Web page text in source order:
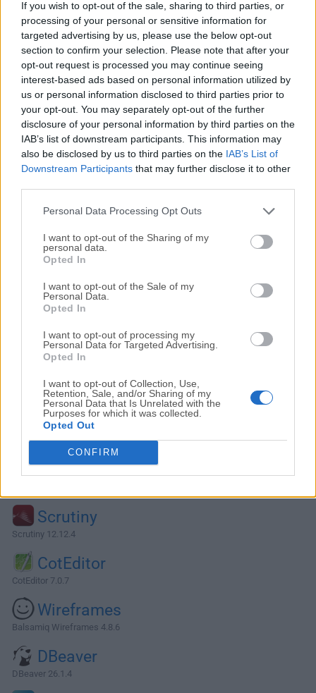
If you wish to opt-out of the sale, sharing to third parties, or
processing of your personal or sensitive information for
targeted advertising by us, please use the below opt-out
section to confirm your selection. Please note that after your
opt-out request is processed you may continue seeing
interest-based ads based on personal information utilized by
us or personal information disclosed to third parties prior to
your opt-out. You may separately opt-out of the further
disclosure of your personal information by third parties on the
IAB’s list of downstream participants. This information may
also be disclosed by us to third parties on the IAB’s List of
Downstream Participants that may further disclose it to other
Personal Data Processing Opt Outs
I want to opt-out of the Sharing of my
personal data.
Opted In
I want to opt-out of the Sale of my
Personal Data.
Opted In
I want to opt-out of processing my
Personal Data for Targeted Advertising.
Opted In
I want to opt-out of Collection, Use,
Retention, Sale, and/or Sharing of my
Personal Data that Is Unrelated with the
Purposes for which it was collected.
Opted Out
CONFIRM
(IDE) de nivel profesional diseñado específicamente para
programar y desarrollar microcontroladores de la línea de
dispositivos Arduino.Esta solución de software es
ampliamente utilizada hoy en día tanto por aficionados
como por profesionales por sus herramientas de desarrollo
de software flexibles y sus amplias funciones destinadas a
soportar proyectos de todo tipo y tamaño.Incluye un editor
de código con resaltado de sintaxis, un depurador y un
gestor de bibliotecas, lo que facilita escribir, depurar y
probar código. El IDE también es compatible con una
de disposi...
Alternativas y Software Similar
Scrutiny
Scrutiny 12.12.4
CotEditor
CotEditor 7.0.7
Wireframes
Balsamiq Wireframes 4.8.6
DBeaver
DBeaver 26.1.4